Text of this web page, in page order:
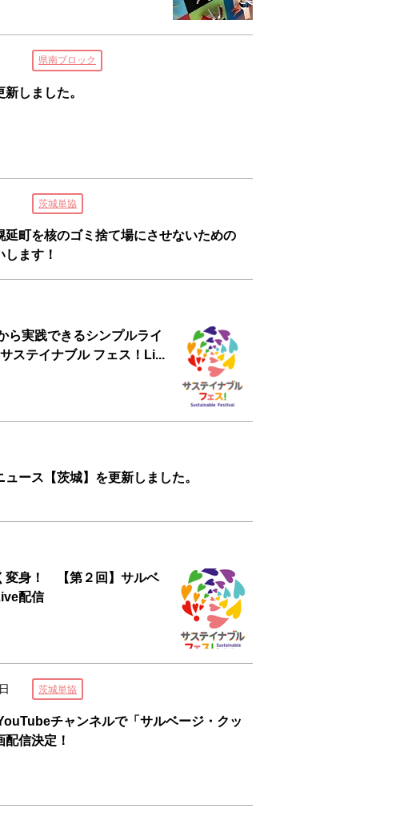
県南ブロック
しました。
茨城単協
延町を核のゴミ捨て場にさせないための
ます！
ら実践できるシンプルライ
ステイナブル フェス！Li...
ース【茨城】を更新しました。
変身！ 【第２回】サルベ
配信
茨城単協
チャンネルで「サルベージ・クッ
信決定！